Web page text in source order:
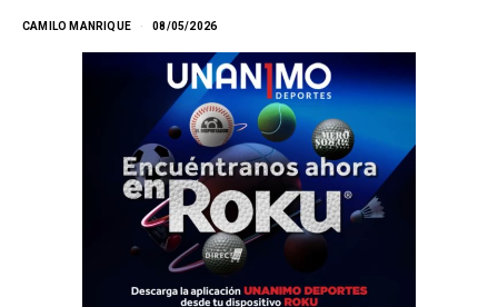
CAMILO MANRIQUE 08/05/2026